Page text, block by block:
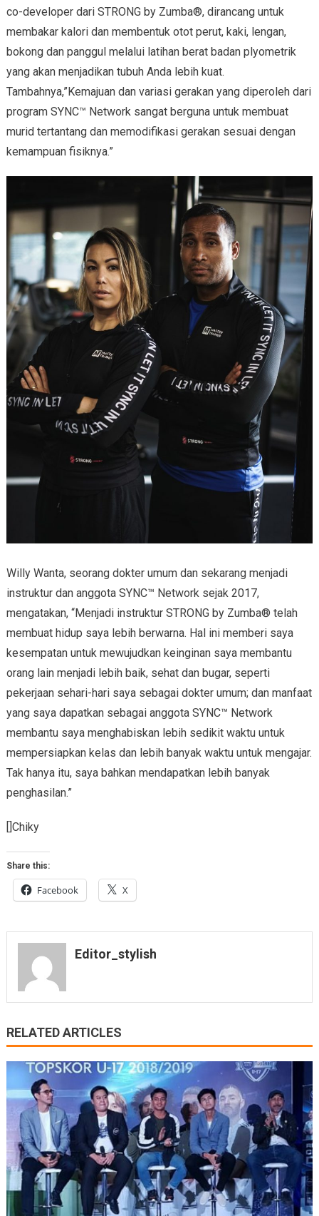
co-developer dari STRONG by Zumba®, dirancang untuk
membakar kalori dan membentuk otot perut, kaki, lengan,
bokong dan panggul melalui latihan berat badan plyometrik
yang akan menjadikan tubuh Anda lebih kuat.
Tambahnya,”Kemajuan dan variasi gerakan yang diperoleh dari
program SYNC™ Network sangat berguna untuk membuat
murid tertantang dan memodifikasi gerakan sesuai dengan
kemampuan fisiknya.”
Willy Wanta, seorang dokter umum dan sekarang menjadi
instruktur dan anggota SYNC™ Network sejak 2017,
mengatakan, “Menjadi instruktur STRONG by Zumba® telah
membuat hidup saya lebih berwarna. Hal ini memberi saya
kesempatan untuk mewujudkan keinginan saya membantu
orang lain menjadi lebih baik, sehat dan bugar, seperti
pekerjaan sehari-hari saya sebagai dokter umum; dan manfaat
yang saya dapatkan sebagai anggota SYNC™ Network
membantu saya menghabiskan lebih sedikit waktu untuk
mempersiapkan kelas dan lebih banyak waktu untuk mengajar.
Tak hanya itu, saya bahkan mendapatkan lebih banyak
penghasilan.”
[]Chiky
Share this:
Facebook X
Editor_stylish
RELATED ARTICLES